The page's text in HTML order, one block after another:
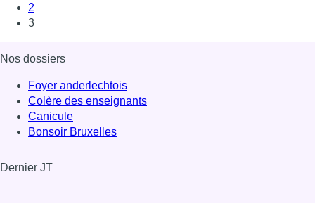
2
3
Nos dossiers
Foyer anderlechtois
Colère des enseignants
Canicule
Bonsoir Bruxelles
Dernier JT